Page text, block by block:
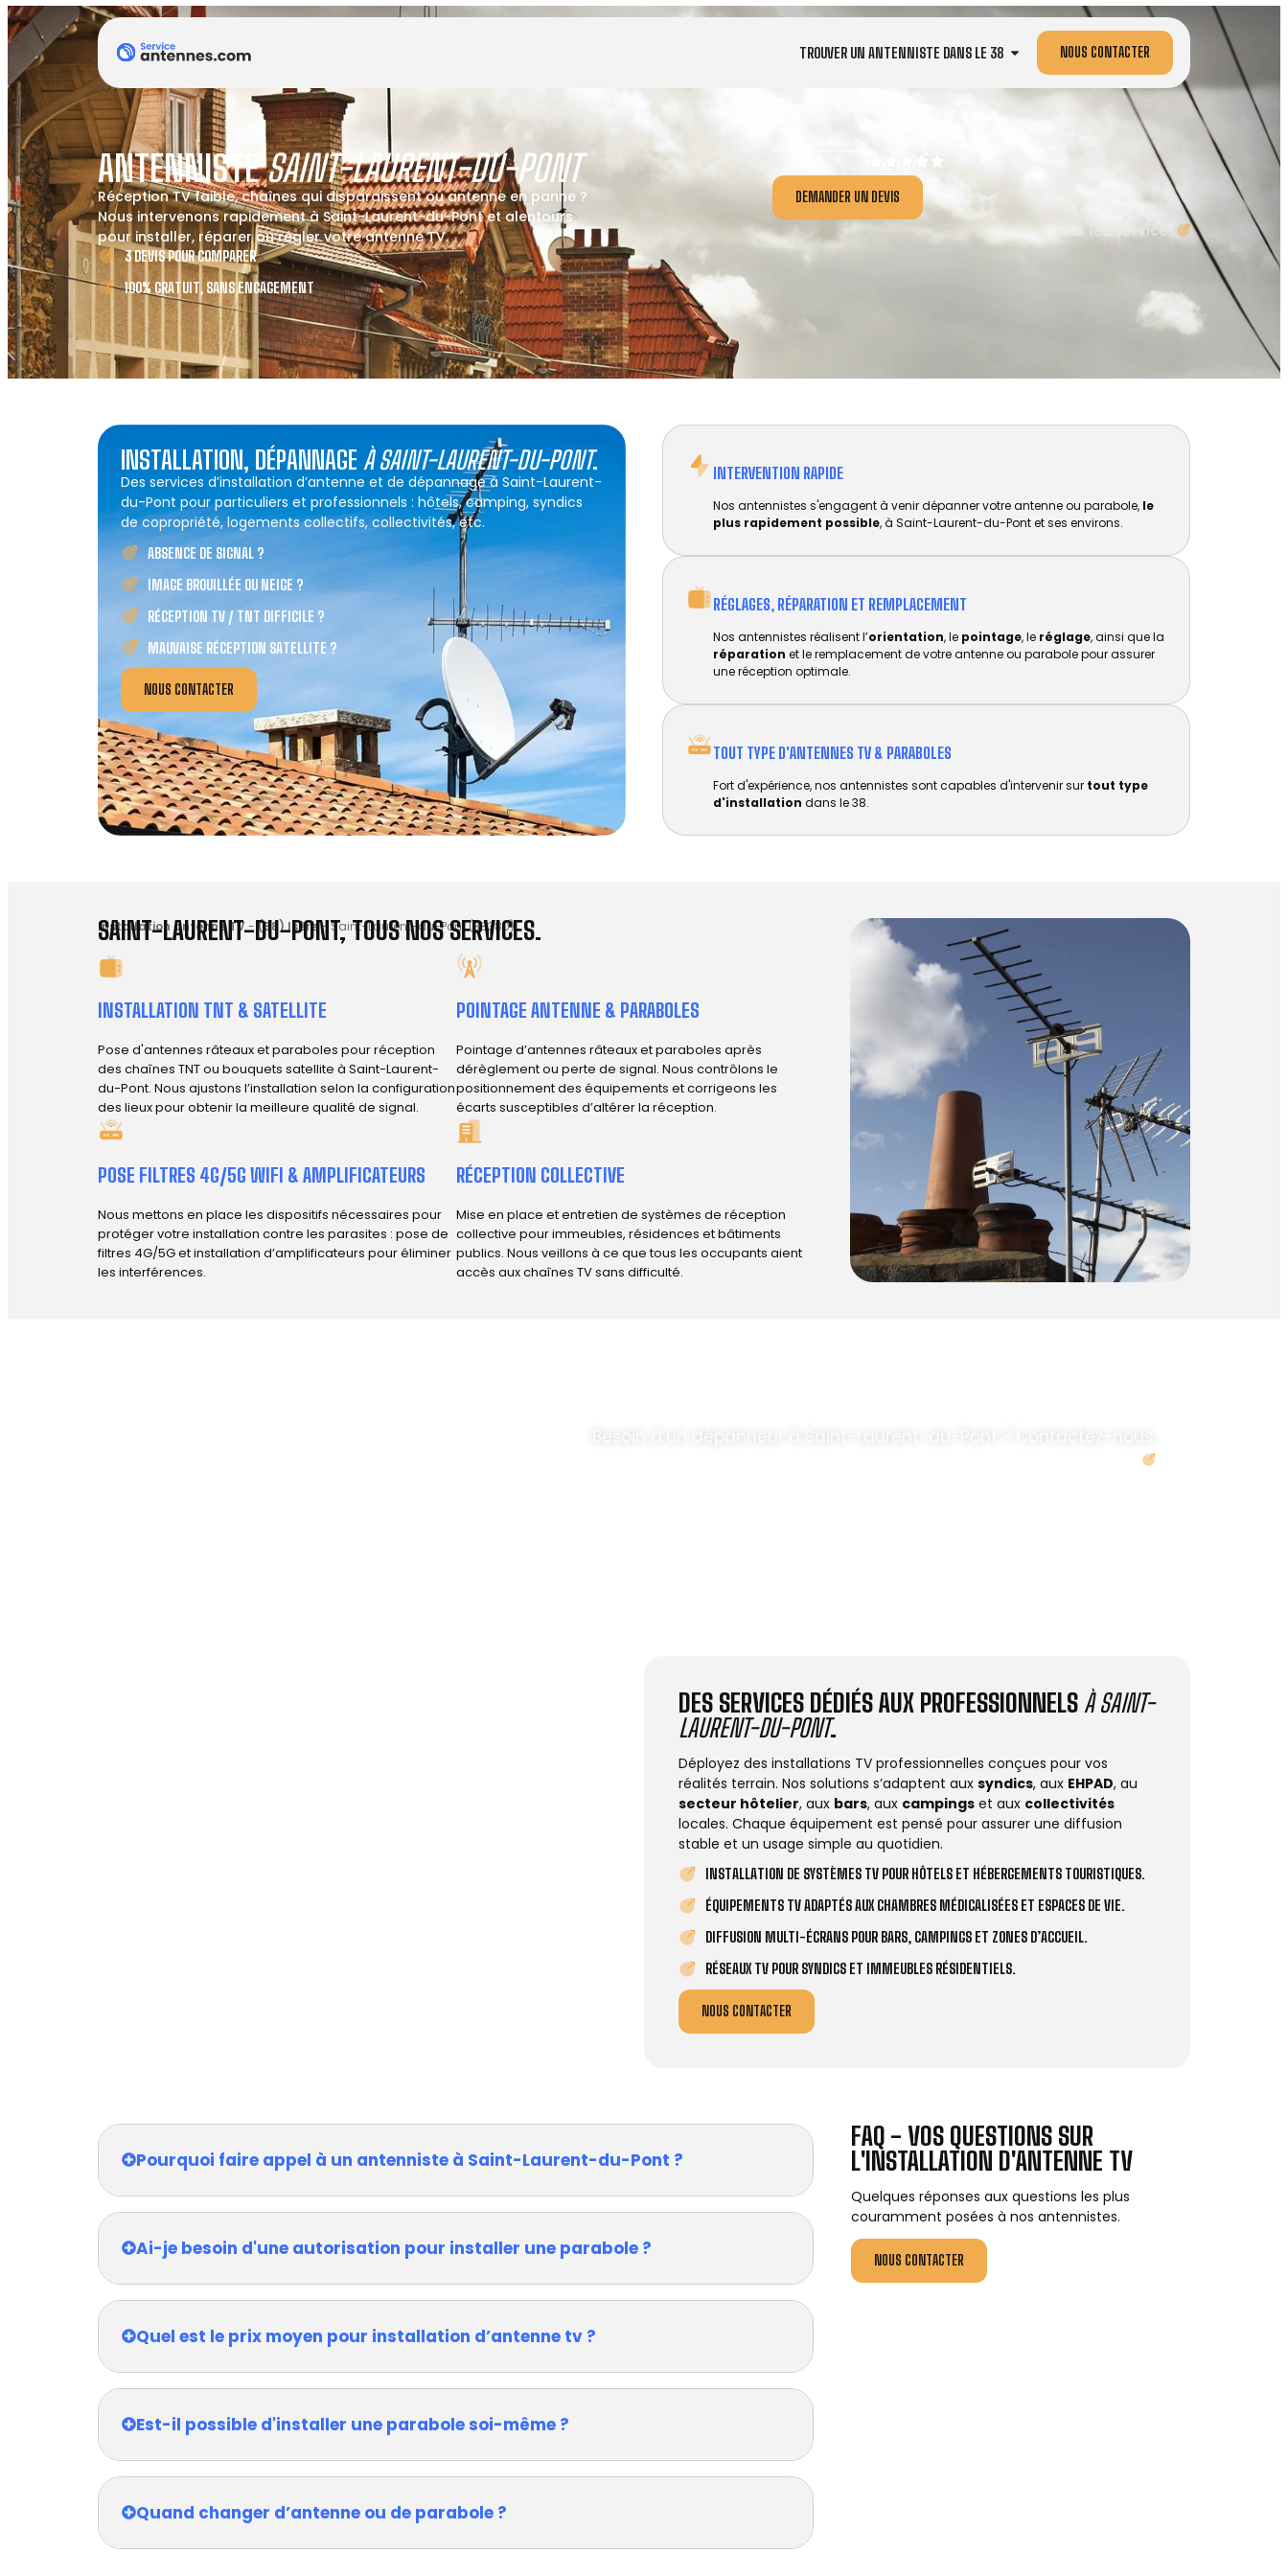
TROUVER UN ANTENNISTE DANS LE 38 NOUS CONTACTER
ANTENNISTESAINT-LAURENT-DU-PONT
Réception TV faible, chaînes qui disparaissent ou antenne en panne ?
Nous intervenons rapidement à Saint-Laurent-du-Pont et alentours
pour installer, réparer ou régler votre antenne TV.
3 DEVIS POUR COMPARER
100% GRATUIT, SANS ENGAGEMENT
DEMANDER UN DEVIS
Tous les services
INSTALLATION, DÉPANNAGE À SAINT-LAURENT-DU-PONT.
Des services d’installation d’antenne et de dépannage à Saint-Laurent-
du-Pont pour particuliers et professionnels : hôtels, camping, syndics
de copropriété, logements collectifs, collectivités, etc.
ABSENCE DE SIGNAL ?
IMAGE BROUILLÉE OU NEIGE ?
RÉCEPTION TV / TNT DIFFICILE ?
MAUVAISE RÉCEPTION SATELLITE ?
NOUS CONTACTER
INTERVENTION RAPIDE
Nos antennistes s'engagent à venir dépanner votre antenne ou parabole, le
plus rapidement possible, à Saint-Laurent-du-Pont et ses environs.
RÉGLAGES, RÉPARATION ET REMPLACEMENT​
Nos antennistes réalisent l’orientation, le pointage, le réglage, ainsi que la
réparation et le remplacement de votre antenne ou parabole pour assurer
une réception optimale.
TOUT TYPE D'ANTENNES TV & PARABOLES
Fort d'expérience, nos antennistes sont capables d'intervenir sur tout type
d'installation dans le 38.
Installation antenne TV- (38) Isère- Saint-Laurent-du-Pont (38380)
SAINT-LAURENT-DU-PONT, TOUS NOS SERVICES.
INSTALLATION TNT & SATELLITE
Pose d'antennes râteaux et paraboles pour réception
des chaînes TNT ou bouquets satellite à Saint-Laurent-
du-Pont. Nous ajustons l’installation selon la configuration
des lieux pour obtenir la meilleure qualité de signal.
POINTAGE ANTENNE & PARABOLES
Pointage d’antennes râteaux et paraboles après
dérèglement ou perte de signal. Nous contrôlons le
positionnement des équipements et corrigeons les
écarts susceptibles d’altérer la réception.
POSE FILTRES 4G/5G WIFI & AMPLIFICATEURS
Nous mettons en place les dispositifs nécessaires pour
protéger votre installation contre les parasites : pose de
filtres 4G/5G et installation d’amplificateurs pour éliminer
les interférences.
RÉCEPTION COLLECTIVE
Mise en place et entretien de systèmes de réception
collective pour immeubles, résidences et bâtiments
publics. Nous veillons à ce que tous les occupants aient
accès aux chaînes TV sans difficulté.
Besoin d’un dépanneur à Saint-Laurent-du-Pont ? Contactez-nous.
DES SERVICES DÉDIÉS AUX PROFESSIONNELS À SAINT-
LAURENT-DU-PONT.
Déployez des installations TV professionnelles conçues pour vos
réalités terrain. Nos solutions s’adaptent aux syndics, aux EHPAD, au
secteur hôtelier, aux bars, aux campings et aux collectivités
locales. Chaque équipement est pensé pour assurer une diffusion
stable et un usage simple au quotidien.
INSTALLATION DE SYSTÈMES TV POUR HÔTELS ET HÉBERGEMENTS TOURISTIQUES.
ÉQUIPEMENTS TV ADAPTÉS AUX CHAMBRES MÉDICALISÉES ET ESPACES DE VIE.
DIFFUSION MULTI-ÉCRANS POUR BARS, CAMPINGS ET ZONES D’ACCUEIL.
RÉSEAUX TV POUR SYNDICS ET IMMEUBLES RÉSIDENTIELS.
NOUS CONTACTER
FAQ - VOS QUESTIONS SUR
L'INSTALLATION D'ANTENNE TV
Quelques réponses aux questions les plus
couramment posées à nos antennistes.
NOUS CONTACTER
Pourquoi faire appel à un antenniste à Saint-Laurent-du-Pont ?
Ai-je besoin d'une autorisation pour installer une parabole ?
Quel est le prix moyen pour installation d’antenne tv ?
Est-il possible d'installer une parabole soi-même ?
Quand changer d’antenne ou de parabole ?